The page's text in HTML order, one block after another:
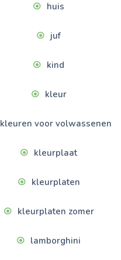
huis
juf
kind
kleur
kleuren voor volwassenen
kleurplaat
kleurplaten
kleurplaten zomer
lamborghini